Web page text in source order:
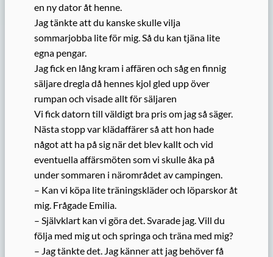
en ny dator åt henne.
Jag tänkte att du kanske skulle vilja
sommarjobba lite för mig. Så du kan tjäna lite
egna pengar.
Jag fick en lång kram i affären och såg en finnig
säljare dregla då hennes kjol gled upp över
rumpan och visade allt för säljaren
Vi fick datorn till väldigt bra pris om jag så säger.
Nästa stopp var klädaffärer så att hon hade
något att ha på sig när det blev kallt och vid
eventuella affärsmöten som vi skulle åka på
under sommaren i närområdet av campingen.
– Kan vi köpa lite träningskläder och löparskor åt
mig. Frågade Emilia.
– Självklart kan vi göra det. Svarade jag. Vill du
följa med mig ut och springa och träna med mig?
– Jag tänkte det. Jag känner att jag behöver få